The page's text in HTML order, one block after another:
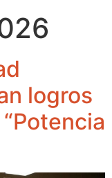
logros